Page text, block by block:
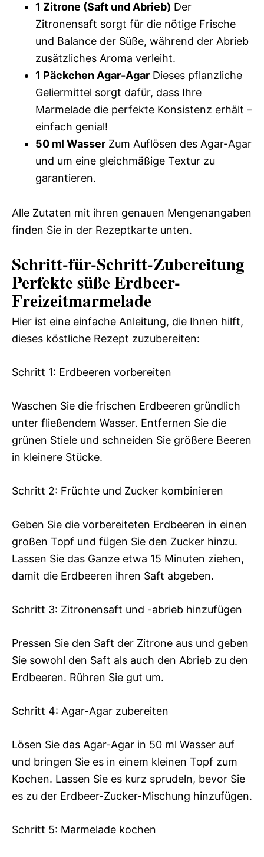
1 Zitrone (Saft und Abrieb) Der
Zitronensaft sorgt für die nötige Frische
und Balance der Süße, während der Abrieb
zusätzliches Aroma verleiht.
1 Päckchen Agar-Agar Dieses pflanzliche
Geliermittel sorgt dafür, dass Ihre
Marmelade die perfekte Konsistenz erhält –
einfach genial!
50 ml Wasser Zum Auflösen des Agar-Agar
und um eine gleichmäßige Textur zu
garantieren.
Alle Zutaten mit ihren genauen Mengenangaben
finden Sie in der Rezeptkarte unten.
Schritt-für-Schritt-Zubereitung
Perfekte süße Erdbeer-
Freizeitmarmelade
Hier ist eine einfache Anleitung, die Ihnen hilft,
dieses köstliche Rezept zuzubereiten:
Schritt 1: Erdbeeren vorbereiten
Waschen Sie die frischen Erdbeeren gründlich
unter fließendem Wasser. Entfernen Sie die
grünen Stiele und schneiden Sie größere Beeren
in kleinere Stücke.
Schritt 2: Früchte und Zucker kombinieren
Geben Sie die vorbereiteten Erdbeeren in einen
großen Topf und fügen Sie den Zucker hinzu.
Lassen Sie das Ganze etwa 15 Minuten ziehen,
damit die Erdbeeren ihren Saft abgeben.
Schritt 3: Zitronensaft und -abrieb hinzufügen
Pressen Sie den Saft der Zitrone aus und geben
Sie sowohl den Saft als auch den Abrieb zu den
Erdbeeren. Rühren Sie gut um.
Schritt 4: Agar-Agar zubereiten
Lösen Sie das Agar-Agar in 50 ml Wasser auf
und bringen Sie es in einem kleinen Topf zum
Kochen. Lassen Sie es kurz sprudeln, bevor Sie
es zu der Erdbeer-Zucker-Mischung hinzufügen.
Schritt 5: Marmelade kochen